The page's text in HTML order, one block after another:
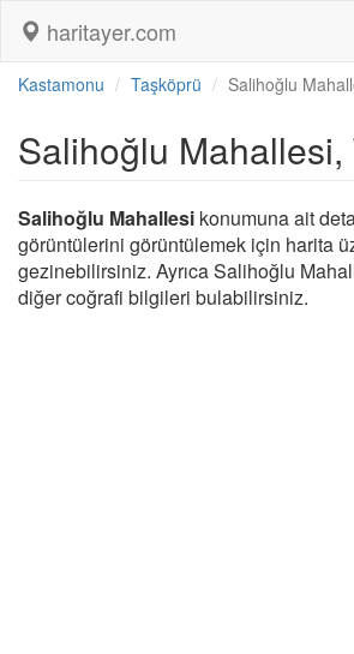
haritayer.com
Kastamonu Taşköprü Salihoğlu
Salihoğlu Mahallesi,
Salihoğlu Mahallesi konumuna ait
görüntülerini görüntülemek için harita
gezinebilirsiniz. Ayrıca Salihoğlu
diğer coğrafi bilgileri bulabilirsiniz.